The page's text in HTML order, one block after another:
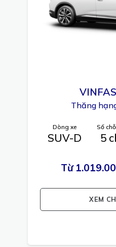
Thăng
Dòng xe
SUV-D
Số
5
Từ
XEM